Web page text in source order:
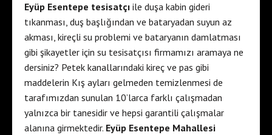
Eyüp Esentepe tesisatçı ile duşa kabin gideri
tıkanması, duş başlığından ve bataryadan suyun az
akması, kireçli su problemi ve bataryanın damlatması
gibi şikayetler için su tesisatçısı firmamızı aramaya ne
dersiniz? Petek kanallarındaki kireç ve pas gibi
maddelerin Kış ayları gelmeden temizlenmesi de
tarafımızdan sunulan 10’larca farklı çalışmadan
yalnızca bir tanesidir ve hepsi garantili çalışmalar
alanına girmektedir. Eyüp Esentepe Mahallesi